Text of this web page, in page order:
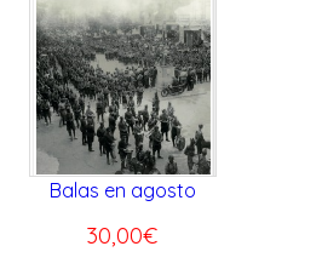
0
0
€
.
.
Balas en agosto
30,00€